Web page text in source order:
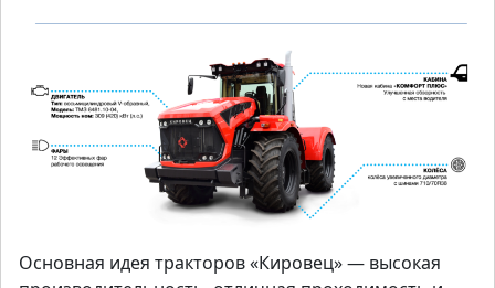
Основная идея тракторов «Кировец» — высокая